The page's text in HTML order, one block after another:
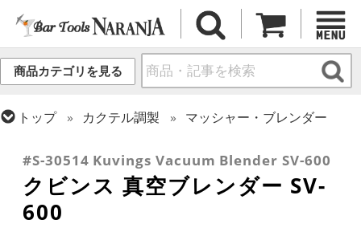
商品カテゴリを見る
トップ カクテル調製
マッシャー・ブレンダー
#S-30514 Kuvings Vacuum Blender SV-600
クビンス 真空ブレンダー SV-
600